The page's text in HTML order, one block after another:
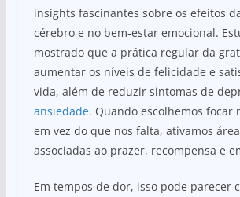
insights fascinantes sobre os efeitos
cérebro e no bem-estar emocional.
mostrado que a prática regular da
aumentar os níveis de felicidade e
vida, além de reduzir sintomas de
ansiedade. Quando escolhemos focar
em vez do que nos falta, ativamos
associadas ao prazer, recompensa e
Em tempos de dor, isso pode parecer